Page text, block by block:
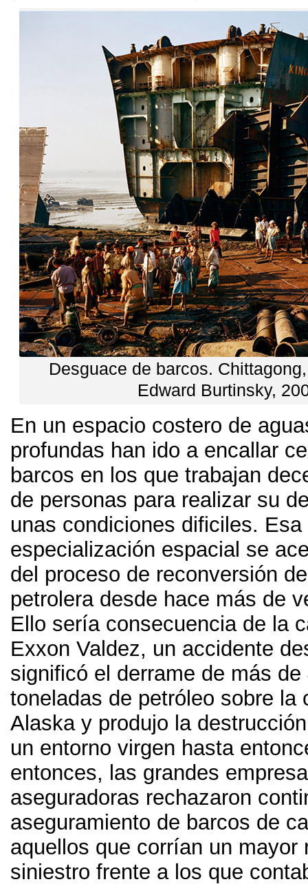
Desguace de barcos. Chittagong
Edward Burtinsky,
En un espacio costero de
profundas han ido a encallar
barcos en los que trabajan
de personas para realizar su
unas condiciones dificiles. Esa
especialización espacial se
del proceso de reconversión
petrolera desde hace más de
Ello sería consecuencia de la
Exxon Valdez, un accidente
significó el derrame de más de
toneladas de petróleo sobre la
Alaska y produjo la
un entorno virgen hasta
entonces, las grandes
aseguradoras rechazaron
aseguramiento de barcos de
aquellos que corrían un mayor
siniestro frente a los que